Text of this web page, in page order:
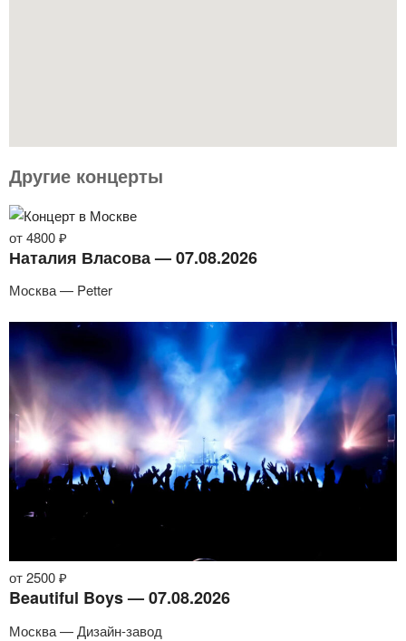
Другие концерты
от 4800 ₽
Наталия Власова — 07.08.2026
Москва — Petter
от 2500 ₽
Beautiful Boys — 07.08.2026
Москва — Дизайн-завод